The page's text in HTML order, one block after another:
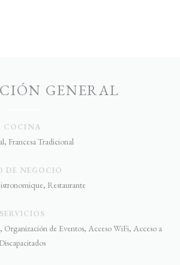
GENERAL
COCINA
Francesa Tradicional
DE NEGOCIO
Restaurante
SERVICIOS
Organización de Eventos, Acceso WiFi, Acceso a
Discapacitados